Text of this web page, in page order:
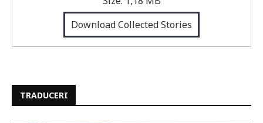
Download Collected Stories
TRADUCERI